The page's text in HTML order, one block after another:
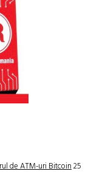
de ATM-uri Bitcoin25